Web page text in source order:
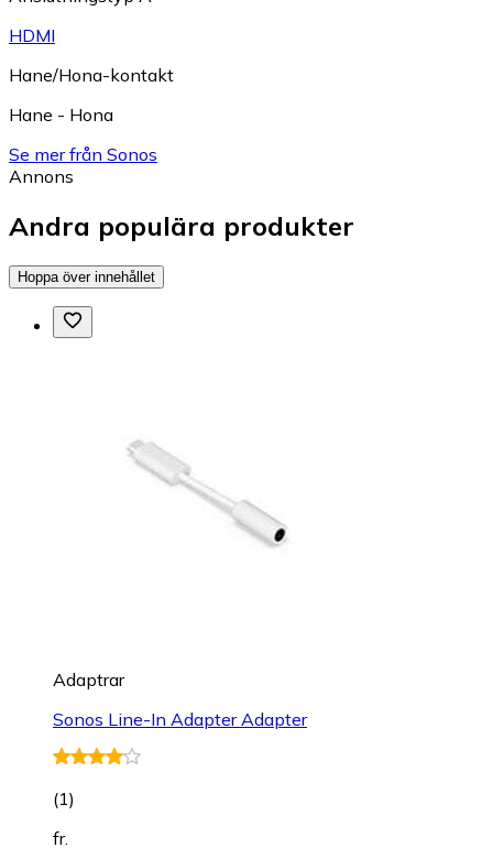
HDMI
Hane/Hona-kontakt
Hane - Hona
Se mer från Sonos
Annons
Andra populära produkter
Hoppa över innehållet
Adaptrar
Sonos Line-In Adapter Adapter
(1)
fr.